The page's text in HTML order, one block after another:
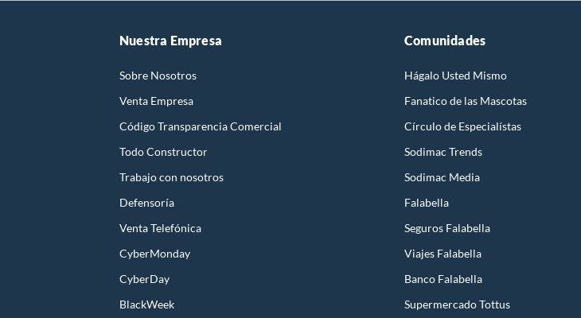
Nuestra Empresa
Sobre Nosotros
Venta Empresa
Código Transparencia Comercial
Todo Constructor
Trabajo con nosotros
Defensoría
Venta Telefónica
CyberMonday
CyberDay
BlackWeek
Comunidades
Hágalo Usted Mismo
Fanatico de las Mascotas
Círculo de Especialístas
Sodimac Trends
Sodimac Media
Falabella
Seguros Falabella
Viajes Falabella
Banco Falabella
Supermercado Tottus